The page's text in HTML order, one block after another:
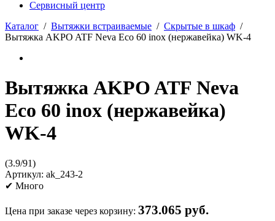
Сервисный центр
Каталог / Вытяжки встраиваемые / Скрытые в шкаф /
Вытяжка AKPO ATF Neva Eco 60 inox (нержавейка) WK-4
Вытяжка AKPO ATF Neva
Eco 60 inox (нержавейка)
WK-4
(3.9/91)
Артикул: ak_243-2
✔ Много
Цена при заказе через корзину: 373.065 руб.